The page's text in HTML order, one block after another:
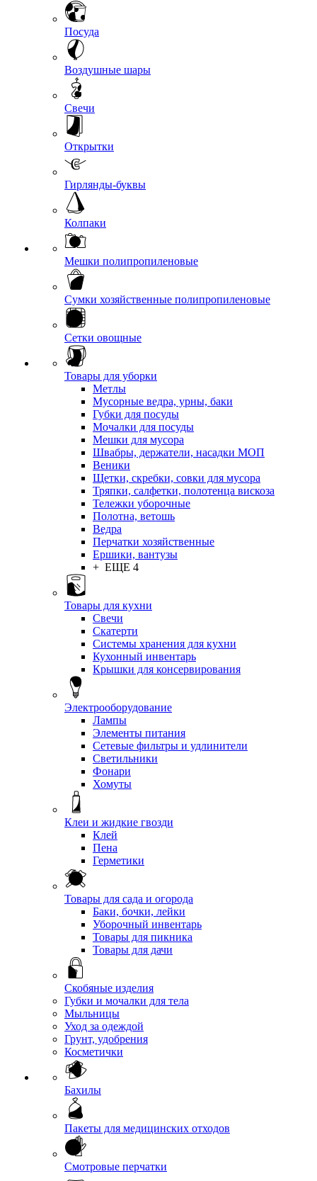
Посуда
Воздушные шары
Свечи
Открытки
Гирлянды-буквы
Колпаки
Мешки полипропиленовые
Сумки хозяйственные полипропиленовые
Сетки овощные
Товары для уборки
Метлы
Мусорные ведра, урны, баки
Губки для посуды
Мочалки для посуды
Мешки для мусора
Швабры, держатели, насадки МОП
Веники
Щетки, скребки, совки для мусора
Тряпки, салфетки, полотенца вискоза
Тележки уборочные
Полотна, ветошь
Ведра
Перчатки хозяйственные
Ершики, вантузы
+ ЕЩЕ 4
Товары для кухни
Свечи
Скатерти
Системы хранения для кухни
Кухонный инвентарь
Крышки для консервирования
Электрооборудование
Лампы
Элементы питания
Сетевые фильтры и удлинители
Светильники
Фонари
Хомуты
Клеи и жидкие гвозди
Клей
Пена
Герметики
Товары для сада и огорода
Баки, бочки, лейки
Уборочный инвентарь
Товары для пикника
Товары для дачи
Скобяные изделия
Губки и мочалки для тела
Мыльницы
Уход за одеждой
Грунт, удобрения
Косметички
Бахилы
Пакеты для медицинских отходов
Смотровые перчатки